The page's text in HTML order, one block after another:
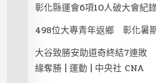
彰化縣運會6項10人破大會紀
498位大專青年返鄉 彰化暑
大谷致勝安助道奇終結7連敗
緣奪勝 | 運動 | 中央社 CNA